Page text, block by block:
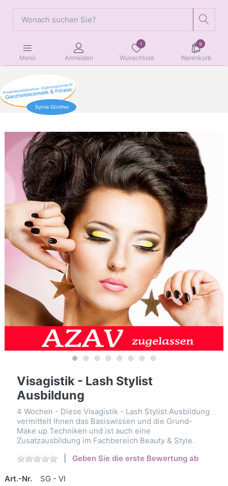
Menü Anmelden
1
Wunschliste
9
Warenkorb
Visagistik - Lash Stylist
Ausbildung
4 Wochen - Diese Visagistik - Lash Stylist Ausbildung
vermittelt Ihnen das Basiswissen und die Grund-
Make up Techniken und ist auch eine
Zusatzausbildung im Fachbereich Beauty & Style.
Geben Sie die erste Bewertung ab
Art.-Nr. SG - VI